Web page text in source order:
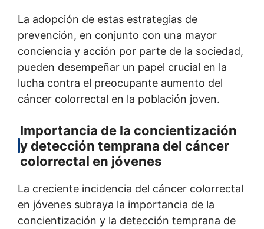
La adopción de estas estrategias de
prevención, en conjunto con una mayor
conciencia y acción por parte de la sociedad,
pueden desempeñar un papel crucial en la
lucha contra el preocupante aumento del
cáncer colorrectal en la población joven.
Importancia de la concientización
y detección temprana del cáncer
colorrectal en jóvenes
La creciente incidencia del cáncer colorrectal
en jóvenes subraya la importancia de la
concientización y la detección temprana de